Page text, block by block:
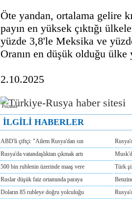
Öte yandan, ortalama gelire
payın en yüksek çıktığı
yüzde 3,8'le Meksika ve
Oranın en düşük olduğu
2.10.2025
Реклама
İLGİLİ HABERLER
ABD'li çiftçi: "Ailem Rusya'dan sın
Rusya'da vatandaşlıktan çıkmak artı
500 bin rublenin üzerinde maaş vere
Türk
Ruslar düşük faiz ortamında paraya
Doların 85 rubleye doğru yolculuğu